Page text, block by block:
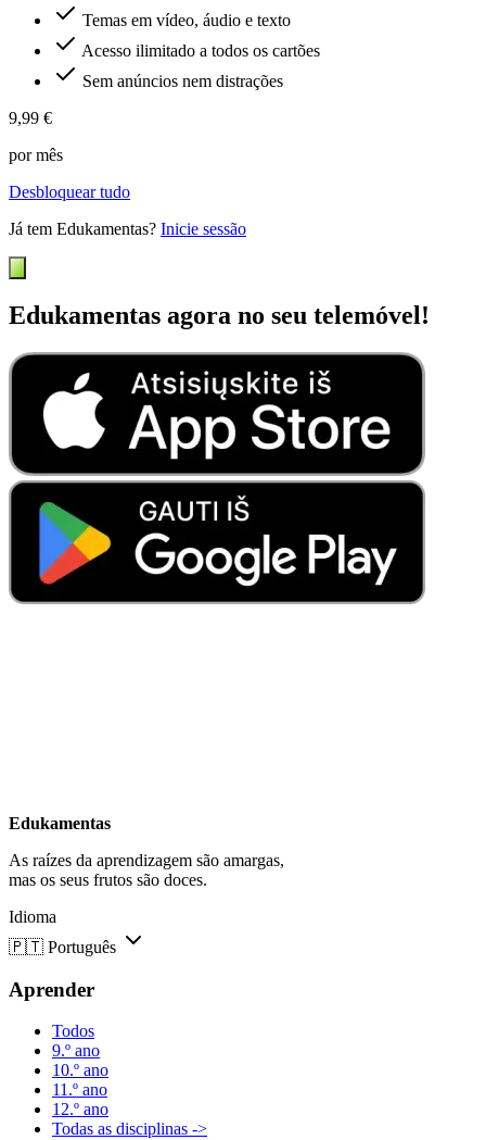
Temas em vídeo, áudio e texto
Acesso ilimitado a todos os cartões
Sem anúncios nem distrações
9,99 €
por mês
Desbloquear tudo
Já tem Edukamentas? Inicie sessão
Edukamentas agora no seu telemóvel!
Edukamentas
As raízes da aprendizagem são amargas,
mas os seus frutos são doces.
Idioma
🇵🇹 Português
Aprender
Todos
9.º ano
10.º ano
11.º ano
12.º ano
Todas as disciplinas ->